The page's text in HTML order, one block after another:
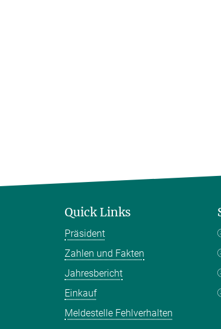
Quick Links
Präsident
Zahlen und Fakten
Jahresbericht
Einkauf
Meldestelle Fehlverhalten